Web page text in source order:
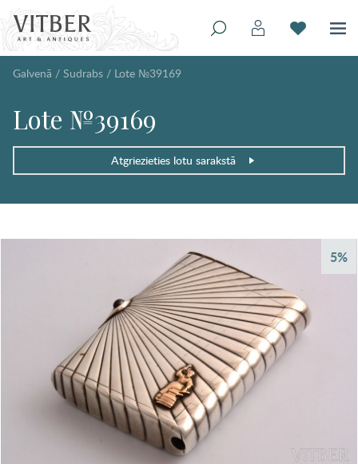
Galvenā / Sudrabs / Lote №39169
Lote №39169
Atgriezieties lotu sarakstā
5%